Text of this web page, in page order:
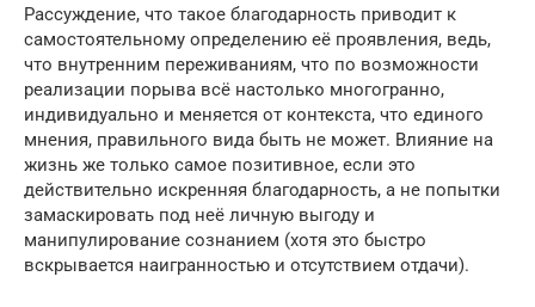
Рассуждение, что такое благодарность приводит к
самостоятельному определению её проявления, ведь,
что внутренним переживаниям, что по возможности
реализации порыва всё настолько многогранно,
индивидуально и меняется от контекста, что единого
мнения, правильного вида быть не может. Влияние на
жизнь же только самое позитивное, если это
действительно искренняя благодарность, а не попытки
замаскировать под неё личную выгоду и
манипулирование сознанием (хотя это быстро
вскрывается наигранностью и отсутствием отдачи).